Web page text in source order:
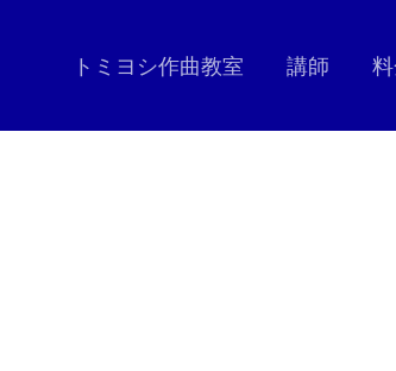
トミヨシ作曲教室 講師